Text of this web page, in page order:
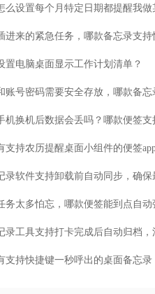
么设置每个月特定日期都提醒我做
置电脑桌面显示工作计划清单？
务太多怕忘，哪款便签能到点自动